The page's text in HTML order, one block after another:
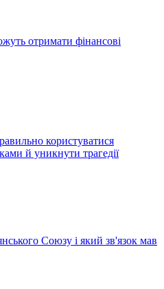
отримати фінансові
користуватися
й уникнути трагедії
Союзу і який зв'язок мав